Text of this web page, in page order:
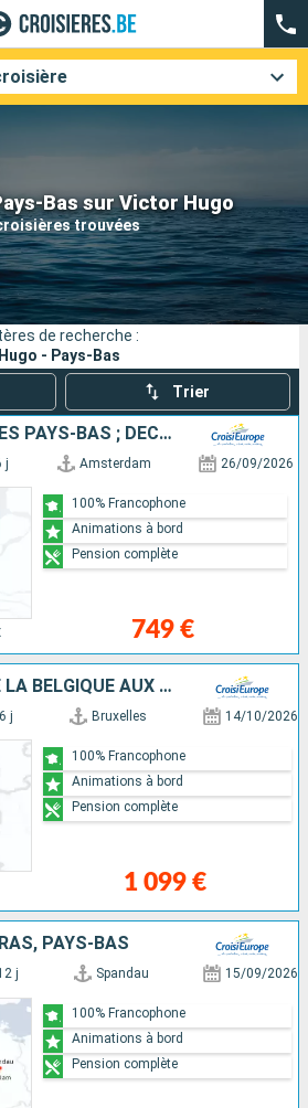
Bas sur Victor Hugo
trouvées
Compagnies
Rechercher
de recherche :
- Pays-Bas
Trier
PETITS BIJOUX DES PAYS-BAS ; DÉCOUVREZ DES TRÉSORS CACHÉS AU CHARME UNIQUE
j Amsterdam 26/09/2026
749 €
100% Francophone
Animations à bord
Pension complète
ITINÉRAIRE INÉDIT DE LA BELGIQUE AUX PAYS-BAS
6 j Bruxelles 14/10/2026
1 099 €
100% Francophone
Animations à bord
Pension complète
PAYS-BAS
j Spandau 15/09/2026
100% Francophone
Animations à bord
Pension complète